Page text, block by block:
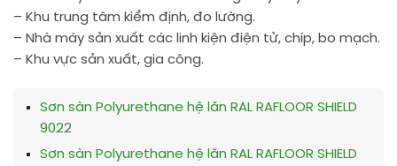
– Khu trung tâm kiểm định, đo lường.
– Nhà máy sản xuất các linh kiện điện tử, chíp, bo mạch.
– Khu vực sản xuất, gia công.
Sơn sàn Polyurethane hệ lăn RAL RAFLOOR SHIELD
9022
Sơn sàn Polyurethane hệ lăn RAL RAFLOOR SHIELD